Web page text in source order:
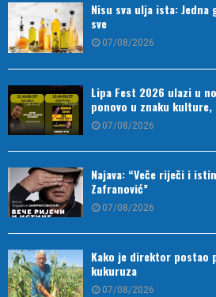
Nisu sva ulja ista:
sve
07/08/2026
Lipa Fest 2026 ulazi u
ponovo u znaku kulture,
07/08/2026
Najava: “Veče riječi i
Zafranović”
07/08/2026
Kako je direktor postao
kukuruza
07/08/2026